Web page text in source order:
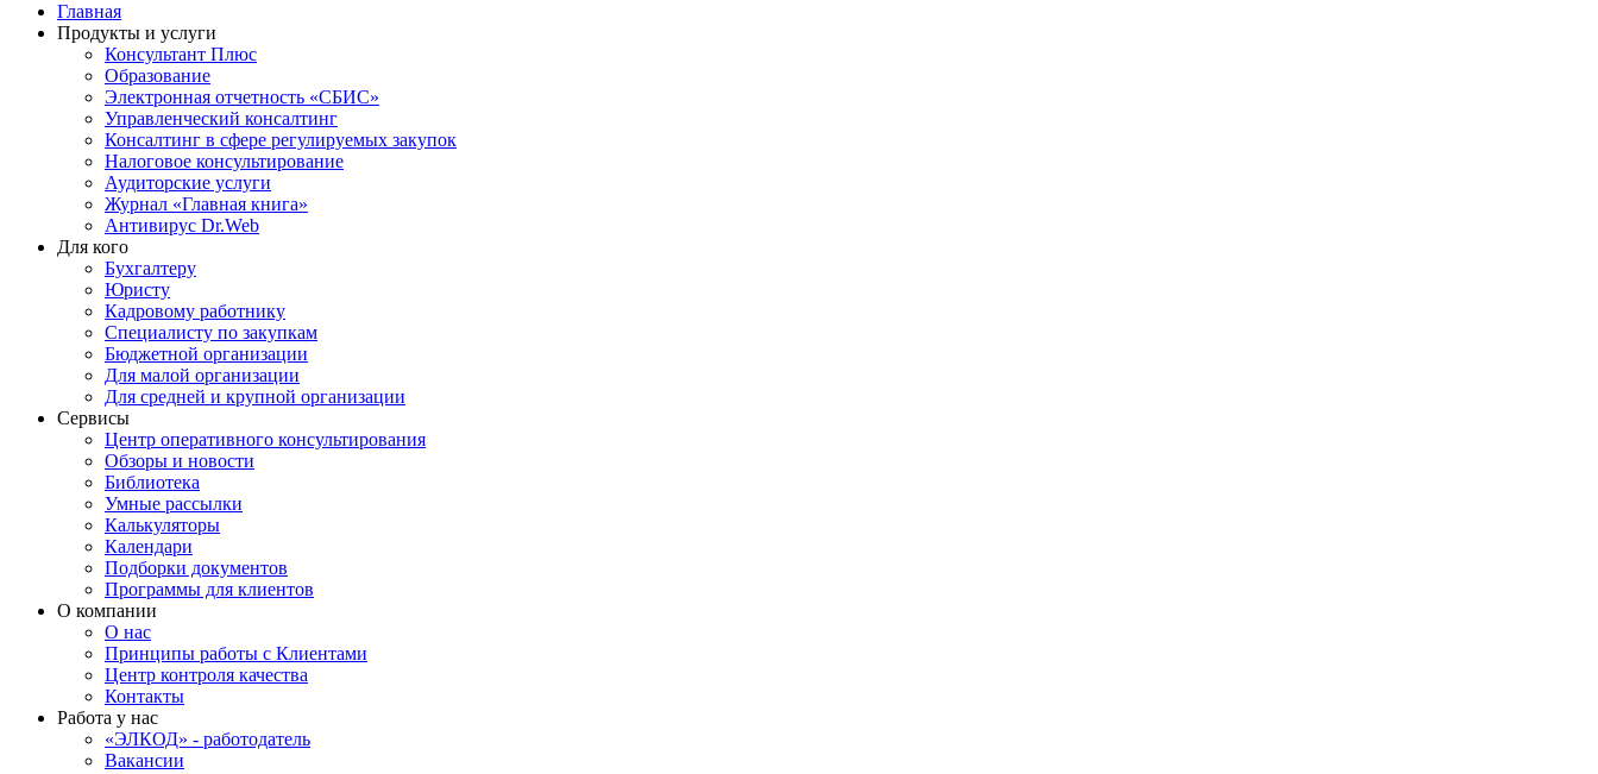
Главная
Продукты и услуги
Консультант Плюс
Образование
Электронная отчетность «СБИС»
Управленческий консалтинг
Консалтинг в сфере регулируемых закупок
Налоговое консультирование
Аудиторские услуги
Журнал «Главная книга»
Антивирус Dr.Web
Для кого
Бухгалтеру
Юристу
Кадровому работнику
Специалисту по закупкам
Бюджетной организации
Для малой организации
Для средней и крупной организации
Сервисы
Центр оперативного консультирования
Обзоры и новости
Библиотека
Умные рассылки
Калькуляторы
Календари
Подборки документов
Программы для клиентов
О компании
О нас
Принципы работы с Клиентами
Центр контроля качества
Контакты
Работа у нас
«ЭЛКОД» - работодатель
Вакансии